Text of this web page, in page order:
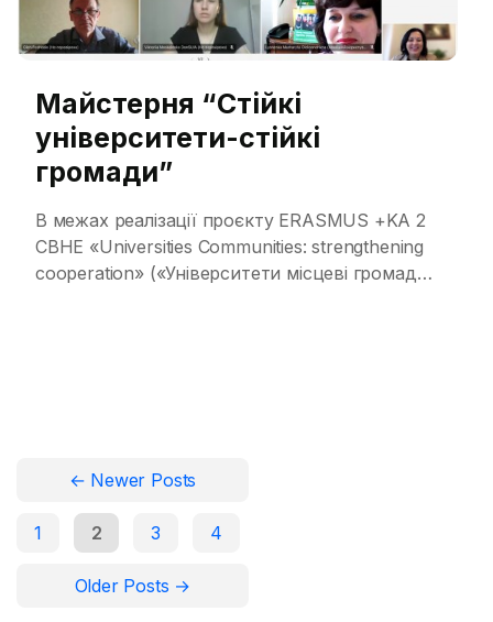
Майстерня “Стійкі
університети-стійкі
громади”
В межах реалізації проєкту ERASMUS +KA 2
CBHE «Universities Communities: strengthening
cooperation» («Університети місцеві громади:
повоєнної відбудови України […]
← Newer Posts
1 2 3 4
Older Posts →